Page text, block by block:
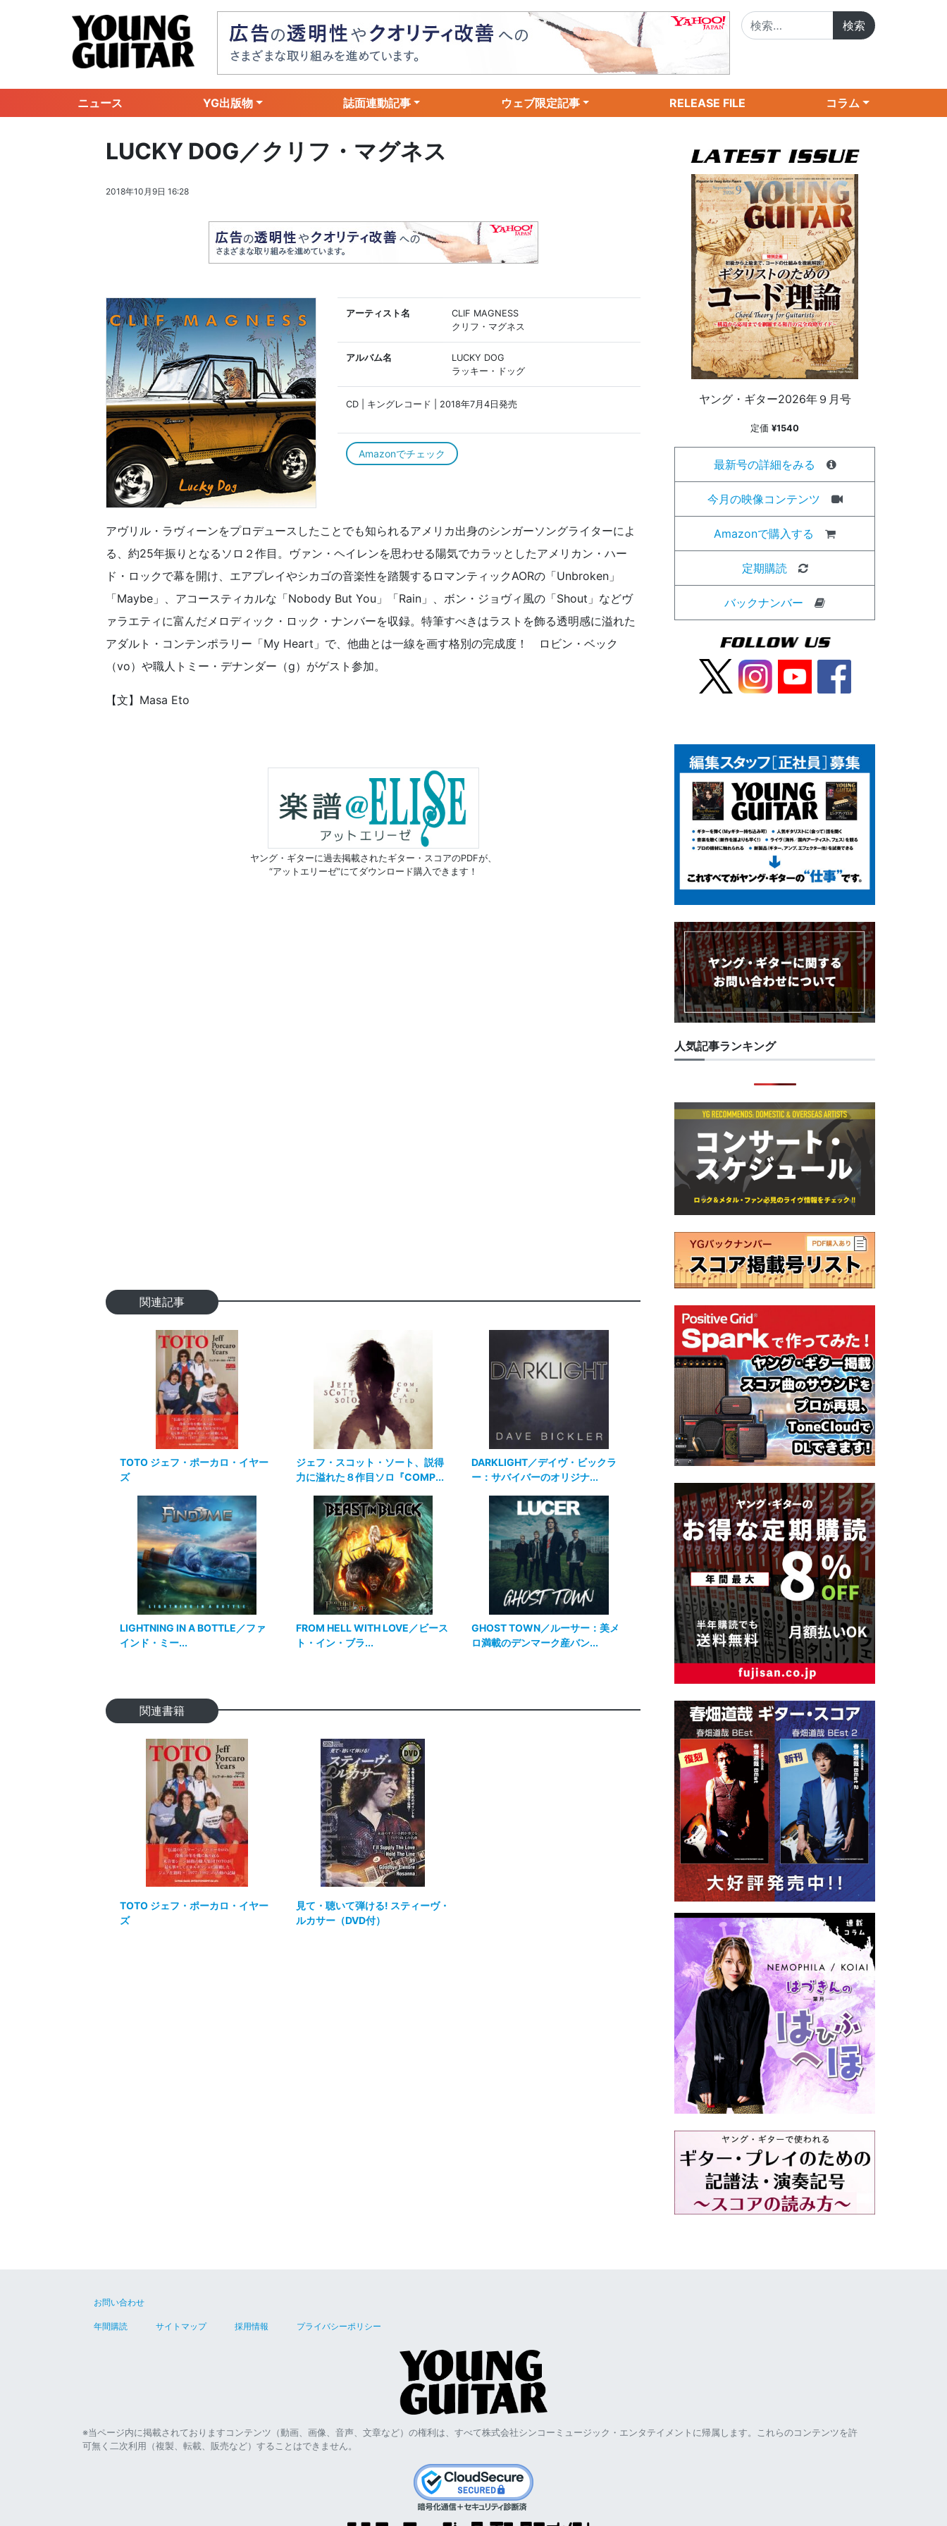
ニュース YG出版物 誌面連動記事 ウェブ限定記事 RELEASE FILE コラム
LUCKY DOG／クリフ・マグネス
2018年10月9日 16:28
アーティスト名
CLIF MAGNESS
クリフ・マグネス
アルバム名
LUCKY DOG
ラッキー・ドッグ
CD | キングレコード | 2018年7月4日発売
Amazonでチェック
アヴリル・ラヴィーンをプロデュースしたことでも知られるアメリカ出身のシンガーソングライターによ
る、約25年振りとなるソロ２作目。ヴァン・ヘイレンを思わせる陽気でカラッとしたアメリカン・ハー
ド・ロックで幕を開け、エアプレイやシカゴの音楽性を踏襲するロマンティックAORの「Unbroken」
「Maybe」、アコースティカルな「Nobody But You」「Rain」、ボン・ジョヴィ風の「Shout」などヴ
ァラエティに富んだメロディック・ロック・ナンバーを収録。特筆すべきはラストを飾る透明感に溢れた
アダルト・コンテンポラリー「My Heart」で、他曲とは一線を画す格別の完成度！ ロビン・ベック
（vo）や職人トミー・デナンダー（g）がゲスト参加。
【文】Masa Eto
ヤング・ギターに過去掲載されたギター・スコアのPDFが、
“アットエリーゼ”にてダウンロード購入できます！
関連記事
TOTO ジェフ・ポーカロ・イヤー
ズ
ジェフ・スコット・ソート、説得
力に溢れた８作目ソロ『COMP...
DARKLIGHT／デイヴ・ビックラ
ー：サバイバーのオリジナ...
LIGHTNING IN A BOTTLE／ファ
インド・ミー...
FROM HELL WITH LOVE／ビース
ト・イン・ブラ...
GHOST TOWN／ルーサー：美メ
ロ満載のデンマーク産バン...
関連書籍
TOTO ジェフ・ポーカロ・イヤー
ズ
見て・聴いて弾ける! スティーヴ・
ルカサー（DVD付）
ヤング・ギター2026年９月号
定価 ¥1540
最新号の詳細をみる
今月の映像コンテンツ
Amazonで購入する
定期購読
バックナンバー
人気記事ランキング
お問い合わせ
年間購読 サイトマップ 採用情報 プライバシーポリシー
※当ページ内に掲載されておりますコンテンツ（動画、画像、音声、文章など）の権利は、すべて株式会社シンコーミュージック・エンタテイメントに帰属します。これらのコンテンツを許
可無く二次利用（複製、転載、販売など）することはできません。